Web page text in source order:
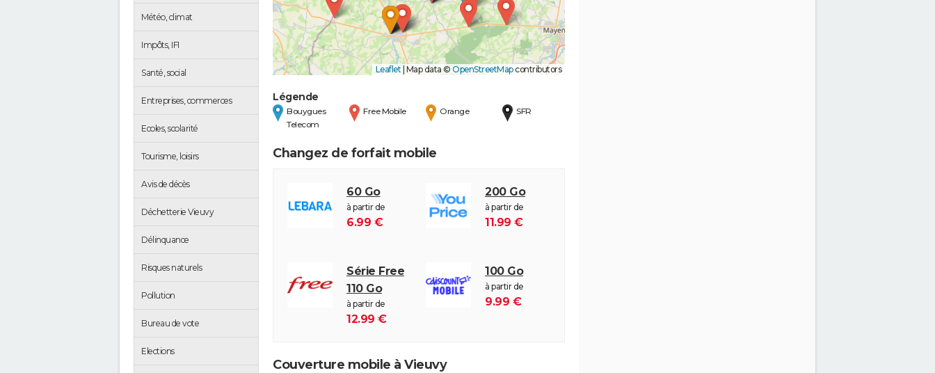
Météo, climat
Impôts, IFI
Santé, social
Entreprises, commerces
Ecoles, scolarité
Tourisme, loisirs
Avis de décès
Déchetterie Vieuvy
Délinquance
Risques naturels
Pollution
Bureau de vote
Elections
Leaflet Map data © OpenStreetMapcontributors
Légende
Bouygues
Telecom
Free Mobile Orange SFR
Changez de forfait mobile
60 Go
à partir de
6.99 €
200 Go
à partir de
11.99 €
Série Free
110 Go
à partir de
12.99 €
100 Go
à partir de
9.99 €
Couverture mobile à Vieuvy